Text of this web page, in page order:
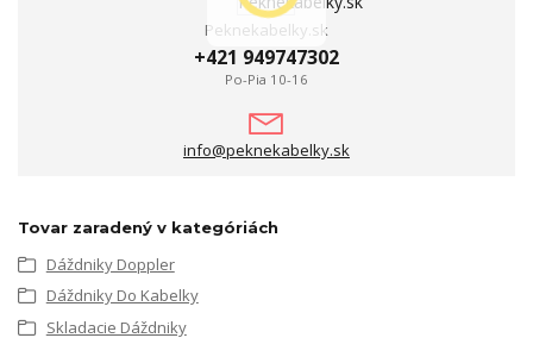
Peknekabelky.sk
+421 949747302
Po-Pia 10-16
info@peknekabelky.sk
Tovar zaradený v kategóriách
Dáždniky Doppler
Dáždniky Do Kabelky
Skladacie Dáždniky